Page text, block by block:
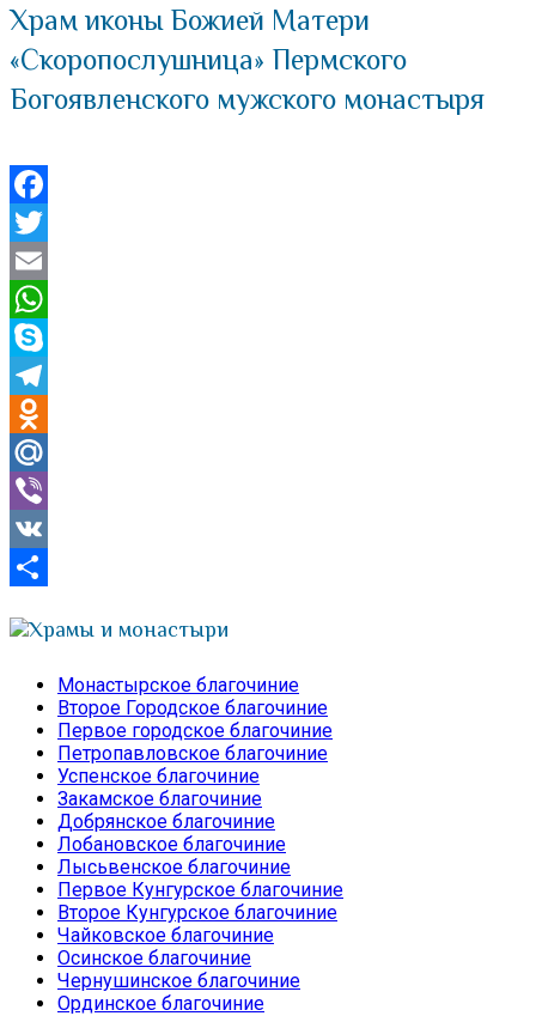
Храм иконы Божией Матери
«Скоропослушница» Пермского
Богоявленского мужского монастыря
Facebook
Twitter
Email
WhatsApp
Skype
Telegram
Odnoklassniki
Mail.Ru
Viber
VK
Храмы и монастыри
Монастырское благочиние
Второе Городское благочиние
Первое городское благочиние
Петропавловское благочиние
Успенское благочиние
Закамское благочиние
Добрянское благочиние
Лобановское благочиние
Лысьвенское благочиние
Первое Кунгурское благочиние
Второе Кунгурское благочиние
Чайковское благочиние
Осинское благочиние
Чернушинское благочиние
Ординское благочиние